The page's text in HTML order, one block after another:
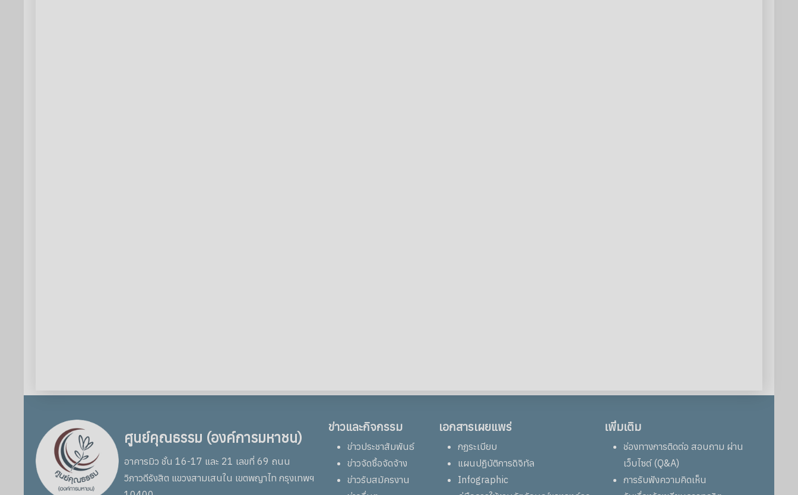
ศูนย์คุณธรรม (องค์การมหาชน)
อาคารมิว ชั้น 16-17 และ 21 เลขที่ 69 ถนน
วิภาวดีรังสิต แขวงสามเสนใน เขตพญาไท กรุงเทพฯ
ข่าวและกิจกรรม
ข่าวประชาสัมพันธ์
ข่าวจัดซื้อจัดจ้าง
ข่าวรับสมัครงาน
เอกสารเผยแพร่
กฏระเบียบ
แผนปฏิบัติการดิจิทัล
Infographic
เพิ่มเติม
ช่องทางการติดต่อ สอบถาม ผ่าน
เว็บไซต์ (Q&A)
การรับฟังความคิดเห็น